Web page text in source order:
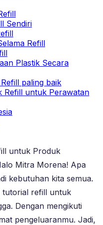
Sendiri
Refill
Plastik Secara
paling baik
Refill untuk Perawatan
untuk Produk
Mitra Morena! Apa
kebutuhan kita semua.
tutorial refill untuk
Dengan mengikuti
pengeluaranmu. Jadi,